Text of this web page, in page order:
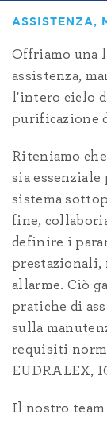
ASSISTENZA,
Offriamo una
assistenza,
l'intero ciclo
purificazione
Riteniamo
sia
sistema
fine,
definire i
prestazionali,
allarme. Ciò
pratiche di
sulla
requisiti
EUDRALEX,
Il nostro team